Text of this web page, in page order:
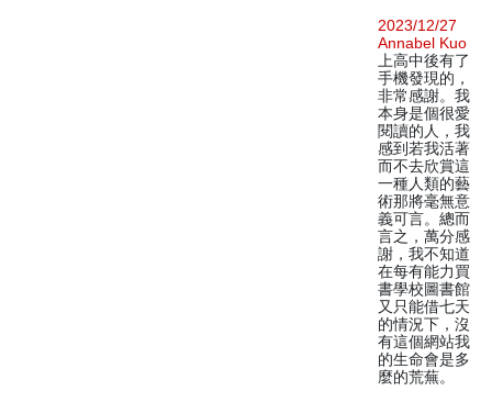
2023/12/27
Annabel Kuo
上高中後有了
手機發現的，
非常感謝。我
本身是個很愛
閱讀的人，我
感到若我活著
而不去欣賞這
一種人類的藝
術那將毫無意
義可言。總而
言之，萬分感
謝，我不知道
在每有能力買
書學校圖書館
又只能借七天
的情況下，沒
有這個網站我
的生命會是多
麼的荒蕪。